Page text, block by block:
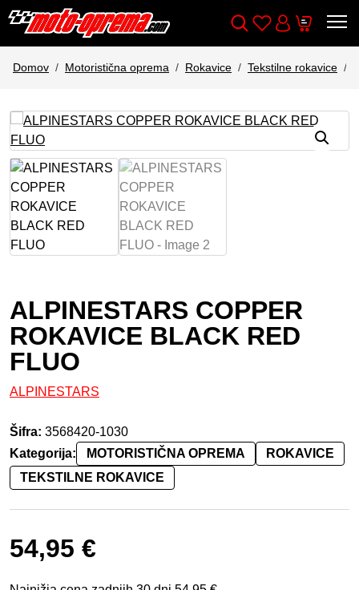
Wishlist
Cart
Domov Motoristična oprema Rokavice Tekstilne rokavice
ALPINESTARS COPPER
ROKAVICE BLACK RED
FLUO
ALPINESTARS
Šifra: 3568420-1030
Kategorija:
MOTORISTIČNA OPREMA
ROKAVICE
TEKSTILNE ROKAVICE
54,95 €